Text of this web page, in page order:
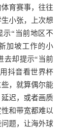
育赛事，往往
小张，上次想
示“当前地区不
加坡工作的小
去却提示“当前
抖音看世界杯
，就算偶尔能
迟，或者画质
和带宽都难以
题，让海外球